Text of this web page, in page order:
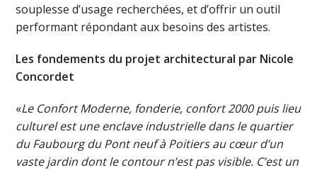
souplesse d’usage recherchées, et d’offrir un outil
performant répondant aux besoins des artistes.
Les fondements du projet architectural par Nicole
Concordet
«Le Confort Moderne, fonderie, confort 2000 puis lieu
culturel est une enclave industrielle dans le quartier
du Faubourg du Pont neuf à Poitiers au cœur d’un
vaste jardin dont le contour n’est pas visible. C’est un